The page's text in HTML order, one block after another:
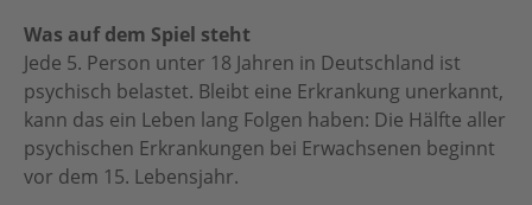
Team
Partner
Partnersportkreise
AGB
Was auf dem Spiel steht
Jede 5. Person unter 18 Jahren in Deutschland ist
psychisch belastet. Bleibt eine Erkrankung unerkannt,
kann das ein Leben lang Folgen haben: Die Hälfte aller
psychischen Erkrankungen bei Erwachsenen beginnt
vor dem 15. Lebensjahr.